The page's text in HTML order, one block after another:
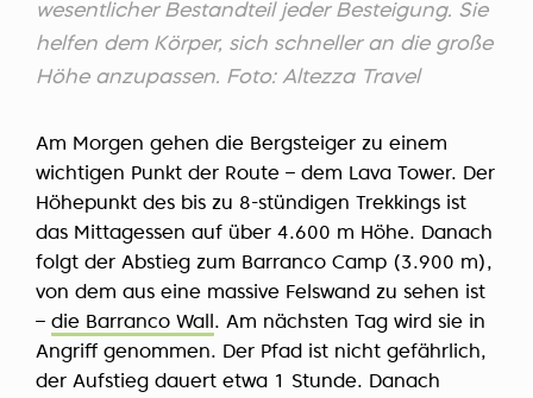
wesentlicher Bestandteil jeder Besteigung. Sie
helfen dem Körper, sich schneller an die große
Höhe anzupassen. Foto: Altezza Travel
Am Morgen gehen die Bergsteiger zu einem
wichtigen Punkt der Route – dem Lava Tower. Der
Höhepunkt des bis zu 8-stündigen Trekkings ist
das Mittagessen auf über 4.600 m Höhe. Danach
folgt der Abstieg zum Barranco Camp (3.900 m),
von dem aus eine massive Felswand zu sehen ist
– die Barranco Wall. Am nächsten Tag wird sie in
Angriff genommen. Der Pfad ist nicht gefährlich,
der Aufstieg dauert etwa 1 Stunde. Danach